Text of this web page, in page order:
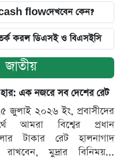
cash flowদেখবেন কেন?
করল ডিএসই ও বিএসইসি
জাতীয়
এক নজরে সব দেশের রেট
২০২৬ ইং, প্রবাসীদের
আমরা বিশ্বের প্রধান
টাকার রেট হালনাগাদ
মুদ্রার বিনিময়...